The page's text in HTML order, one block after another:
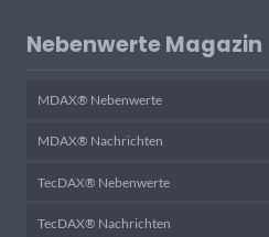
Nebenwerte Magazin
MDAX® Nebenwerte
MDAX® Nachrichten
TecDAX® Nebenwerte
TecDAX® Nachrichten